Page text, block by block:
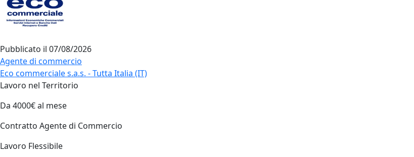
Pubblicato il 07/08/2026
Agente di commercio
Eco commerciale s.a.s. - Tutta Italia (IT)
Lavoro nel Territorio
Da 4000€ al mese
Contratto Agente di Commercio
Lavoro Flessibile